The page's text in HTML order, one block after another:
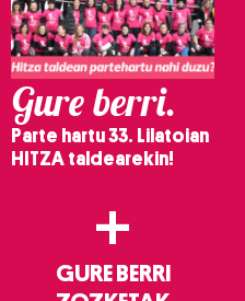
Gure berri.
Parte hartu 33. Lilatoian
HITZA taldearekin!
+
GURE BERRI